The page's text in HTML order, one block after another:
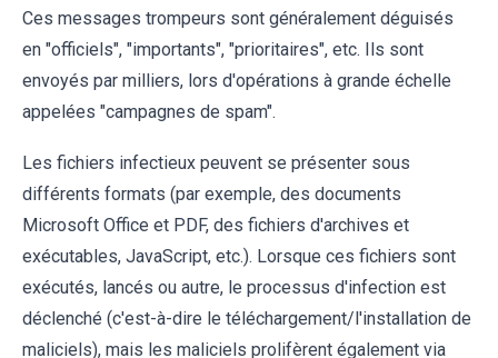
Ces messages trompeurs sont généralement déguisés
en "officiels", "importants", "prioritaires", etc. Ils sont
envoyés par milliers, lors d'opérations à grande échelle
appelées "campagnes de spam".
Les fichiers infectieux peuvent se présenter sous
différents formats (par exemple, des documents
Microsoft Office et PDF, des fichiers d'archives et
exécutables, JavaScript, etc.). Lorsque ces fichiers sont
exécutés, lancés ou autre, le processus d'infection est
déclenché (c'est-à-dire le téléchargement/l'installation de
maliciels), mais les maliciels prolifèrent également via